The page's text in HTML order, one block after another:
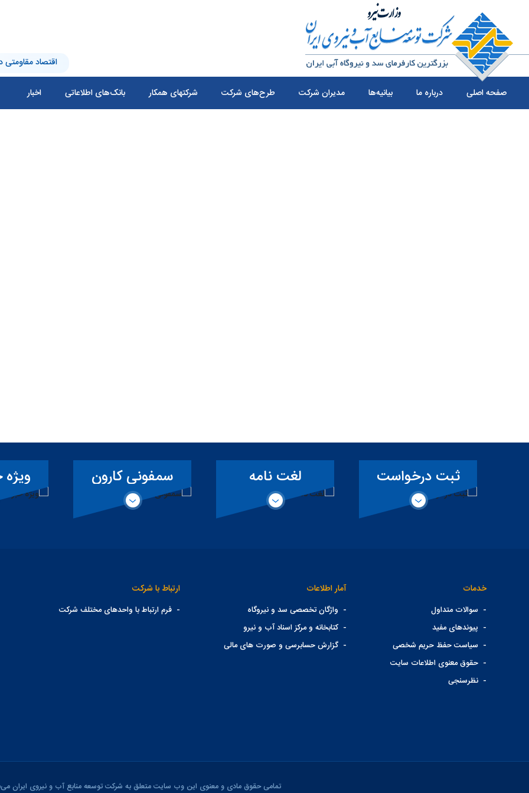
اقتصاد
صفحه اصلی درباره ما بیانیه‌ها مدیران شرکت طرح‌های شرکت شرکتهای همکار بانک‌های اطلاعاتی اخبار
ثبت درخواست
همکاری حقیقی
لغت نامه
تخصصی سد
سمفونی کارون ویژه
خدمات
- سوالات متداول
- پیوندهای مفید
- سیاست حفظ حریم شخصی
- حقوق معنوی اطلاعات سایت
- نظرسنجی
آمار اطلاعات
- واژگان تخصصی سد و نیروگاه
- کتابخانه و مرکز اسناد آب و نیرو
- گزارش حسابرسی و صورت های مالی
ارتباط با شرکت
- فرم ارتباط با واحدهای مختلف شرکت
تمامی حقوق مادی و معنوی این وب سایت متعلق به شرکت توسعه منابع آب و نیروی ایران